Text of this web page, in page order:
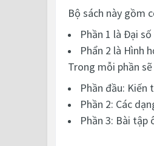
Bộ sách này gồm
Phần 1 là Đại
Phẩn 2 là Hình
Trong mỗi phần
Phần đầu: Kiến
Phần 2: Các
Phần 3: Bài tập